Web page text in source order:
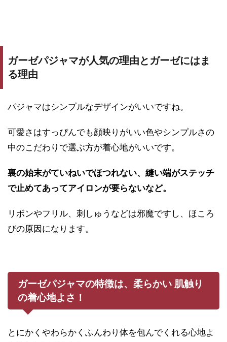
ガーゼパジャマが人気の理由とガーゼにはま
る理由
パジャマはシンプルなデザインがいいですね。
可愛さはすっぴんでも顔映りがいい色やシンプルさの
中のこだわりで選ぶ方が着心地がいいです。
裏の始末がていねいでほつれない、縫い端がステッチ
で止めてあってアイロンが要らないなど。
リボンやフリル、刺しゅうなどは邪魔ですし、ほころ
びの原因になります。
ガーゼパジャマの特徴は、柔らかい 肌触り
の着心地よさ！
とにかくやわらかくふんわり体を包んでくれる心地よ